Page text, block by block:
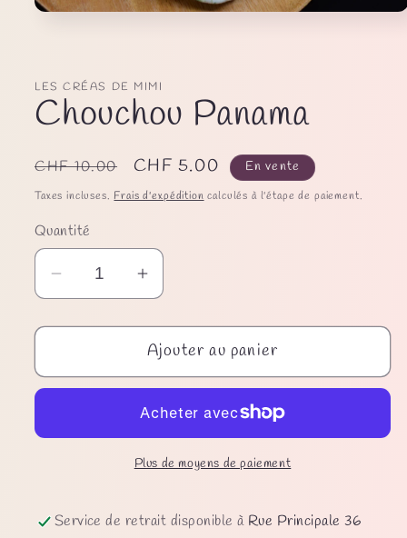
une
fenêtre
modale
LES CRÉAS DE MIMI
Chouchou Panama
Prix
habituel
CHF 10.00
Prix
promotionnel
CHF 5.00 En vente
Taxes incluses. Frais d'expédition calculés à l'étape de paiement.
Quantité
Réduire
quantité
Chouchou
Augmenter
quantité
de
Chouchou
Panama
Ajouter au panier
Plus de moyens de paiement
Service de retrait disponible à Rue Principale 36